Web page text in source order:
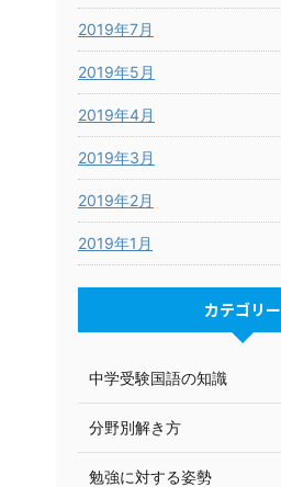
2019年7月
2019年5月
2019年4月
2019年3月
2019年2月
2019年1月
カテゴリー
中学受験国語の知識
分野別解き方
勉強に対する姿勢